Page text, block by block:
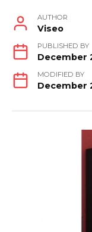
AUTHOR
Viseo
PUBLISHED BY
December
MODIFIED BY
December